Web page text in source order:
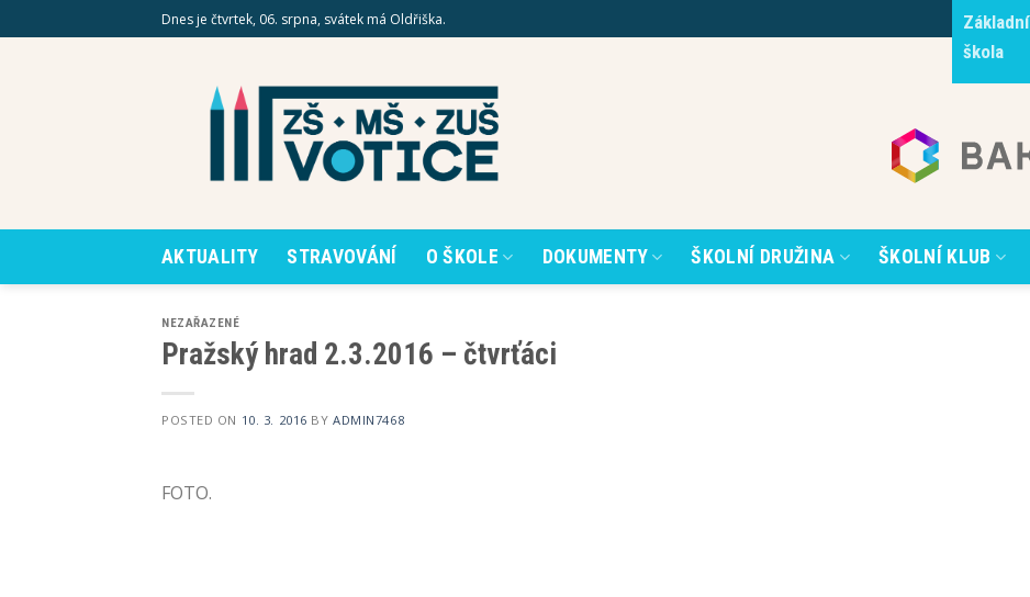
to
Dnes je čtvrtek, 06. srpna, svátek má Oldřiška.
Základní
škola
AKTUALITY STRAVOVÁNÍ O ŠKOLE DOKUMENTY ŠKOLNÍ DRUŽINA ŠKOLNÍ KLUB
NEZAŘAZENÉ
Pražský hrad 2.3.2016 – čtvrťáci
POSTED ON 10. 3. 2016 BYADMIN7468
FOTO.